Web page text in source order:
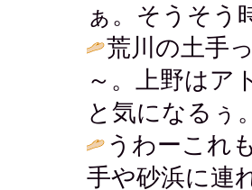
ぁ。そうそう
荒川の土手
～。上野はア
と気になるぅ
うわーこれ
手や砂浜に連